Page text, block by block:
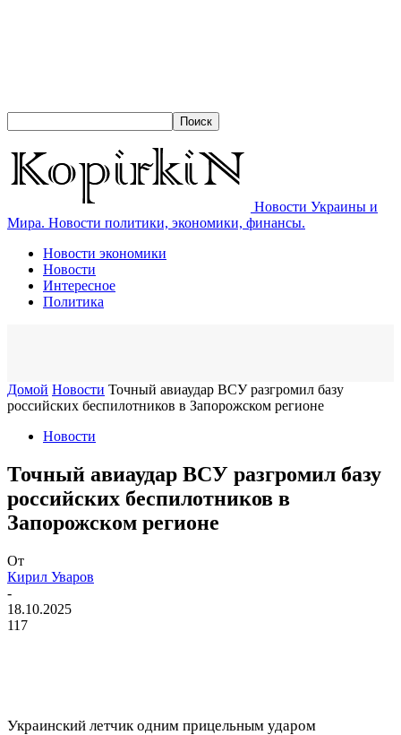
Новости Украины и
Мира. Новости политики, экономики, финансы.
Новости экономики
Новости
Интересное
Политика
Домой Новости Точный авиаудар ВСУ разгромил базу
российских беспилотников в Запорожском регионе
Новости
Точный авиаудар ВСУ разгромил базу
российских беспилотников в
Запорожском регионе
От
Кирил Уваров
-
18.10.2025
117
Украинский летчик одним прицельным ударом